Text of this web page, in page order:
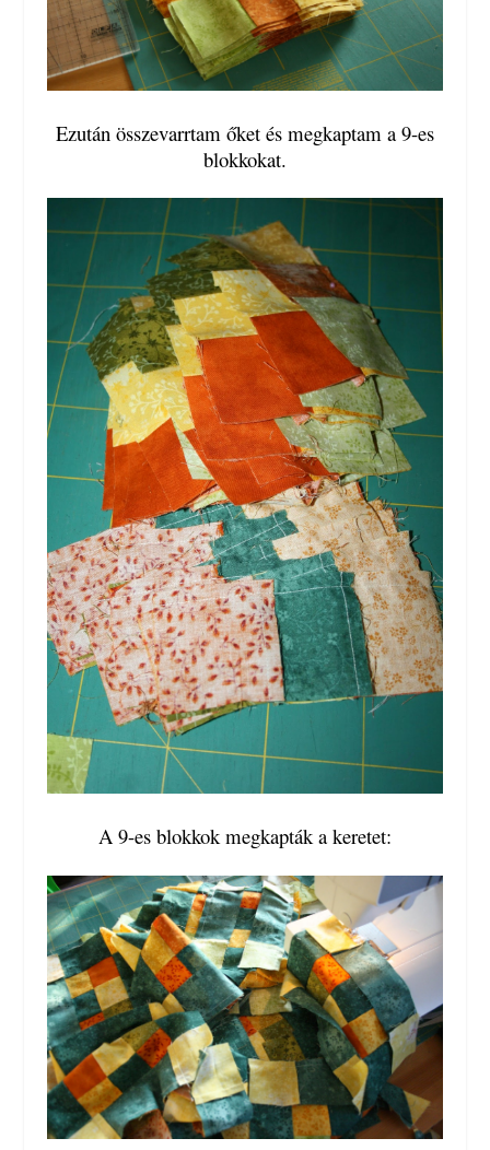
Ezután összevarrtam őket és megkaptam a 9-es
blokkokat.
A 9-es blokkok megkapták a keretet: